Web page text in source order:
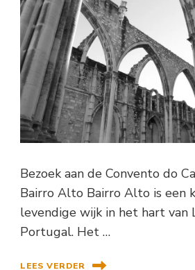
Bezoek aan de Convento do
Bairro Alto Bairro Alto is een
levendige wijk in het hart van
Portugal. Het …
LEES VERDER